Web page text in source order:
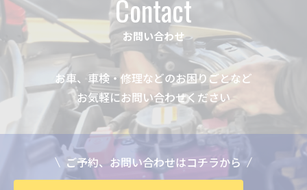
Contact
お問い合わせ
お車、車検・修理などのお困りごとなど
お気軽にお問い合わせください
ご予約、お問い合わせはコチラから